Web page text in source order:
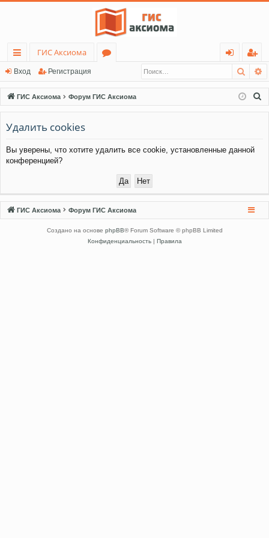
с
ы
лк
и
ГИС Аксиома
ру
м
д
ег
ис
тр
ия
Вход Регистрация
ГИС Аксиома Форум ГИС Аксиома
Удалить cookies
Вы уверены, что хотите удалить все cookie, установленные данной
конференцией?
ГИС Аксиома Форум ГИС Аксиома
Создано на основе phpBB® Forum Software © phpBB Limited
Конфиденциальность| Правила